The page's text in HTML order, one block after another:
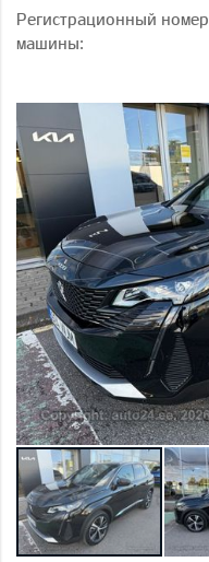
Регистрационный номер
машины: